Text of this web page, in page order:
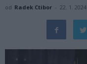
od Radek Ctibor - 22. 1. 2024